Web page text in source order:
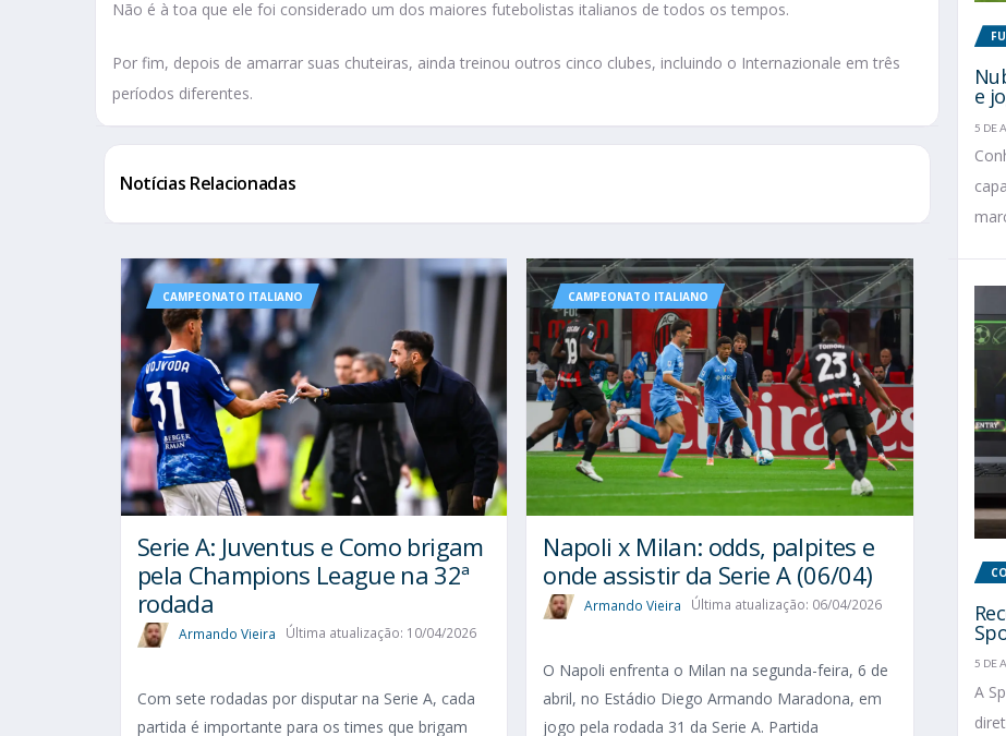
Não é à toa que ele foi considerado um dos maiores futebolistas italianos de todos os tempos.
Por fim, depois de amarrar suas chuteiras, ainda treinou outros cinco clubes, incluindo o Internazionale em três
períodos diferentes.
Notícias Relacionadas
CAMPEONATO ITALIANO
Serie A: Juventus e Como brigam
pela Champions League na 32ª
rodada
Armando Vieira Última atualização: 10/04/2026
Com sete rodadas por disputar na Serie A, cada
partida é importante para os times que brigam
CAMPEONATO ITALIANO
Napoli x Milan: odds, palpites e
onde assistir da Serie A (06/04)
Armando Vieira Última atualização: 06/04/2026
O Napoli enfrenta o Milan na segunda-feira, 6 de
abril, no Estádio Diego Armando Maradona, em
jogo pela rodada 31 da Serie A. Partida
e
5 DE
5 DE
A